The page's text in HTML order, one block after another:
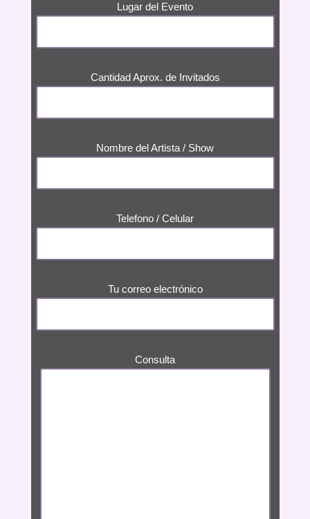
Lugar del Evento
Cantidad Aprox. de Invitados
Nombre del Artista / Show
Telefono / Celular
Tu correo electrónico
Consulta